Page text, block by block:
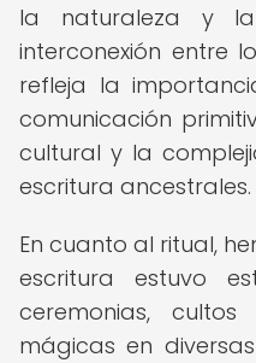
la naturaleza y
interconexión entre
refleja la
comunicación
cultural y la
escritura ancestrales.
En cuanto al ritual,
escritura estuvo
ceremonias,
mágicas en